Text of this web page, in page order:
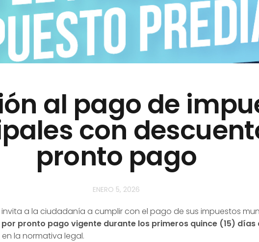
al pago de
con
pronto pago
ENERO 5, 2026
invita a la ciudadanía a cumplir con el pago de sus impuestos
pronto pago vigente durante los primeros quince (15) días
la normativa legal.